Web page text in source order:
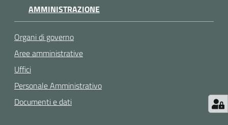
AMMINISTRAZIONE
Organi di governo
Aree amministrative
Uffici
Personale Amministrativo
Documenti e dati